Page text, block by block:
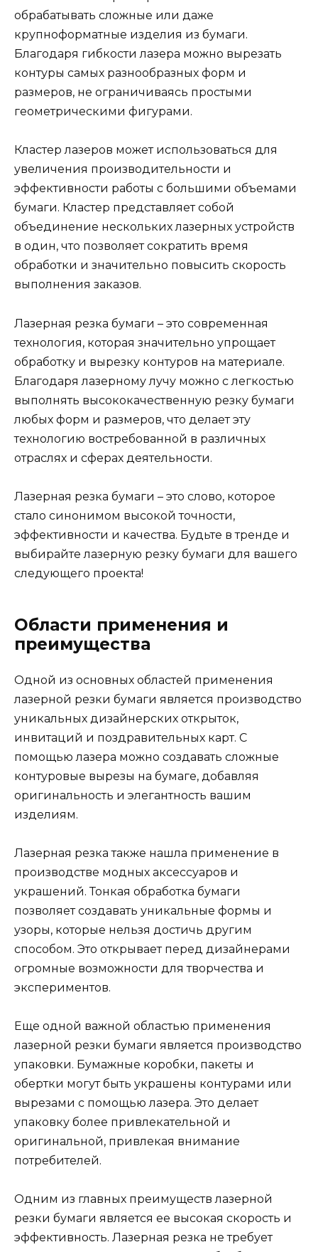
обрабатывать сложные или даже
крупноформатные изделия из бумаги.
Благодаря гибкости лазера можно вырезать
контуры самых разнообразных форм и
размеров, не ограничиваясь простыми
геометрическими фигурами.
Кластер лазеров может использоваться для
увеличения производительности и
эффективности работы с большими объемами
бумаги. Кластер представляет собой
объединение нескольких лазерных устройств
в один, что позволяет сократить время
обработки и значительно повысить скорость
выполнения заказов.
Лазерная резка бумаги – это современная
технология, которая значительно упрощает
обработку и вырезку контуров на материале.
Благодаря лазерному лучу можно с легкостью
выполнять высококачественную резку бумаги
любых форм и размеров, что делает эту
технологию востребованной в различных
отраслях и сферах деятельности.
Лазерная резка бумаги – это слово, которое
стало синонимом высокой точности,
эффективности и качества. Будьте в тренде и
выбирайте лазерную резку бумаги для вашего
следующего проекта!
Области применения и
преимущества
Одной из основных областей применения
лазерной резки бумаги является производство
уникальных дизайнерских открыток,
инвитаций и поздравительных карт. С
помощью лазера можно создавать сложные
контуровые вырезы на бумаге, добавляя
оригинальность и элегантность вашим
изделиям.
Лазерная резка также нашла применение в
производстве модных аксессуаров и
украшений. Тонкая обработка бумаги
позволяет создавать уникальные формы и
узоры, которые нельзя достичь другим
способом. Это открывает перед дизайнерами
огромные возможности для творчества и
экспериментов.
Еще одной важной областью применения
лазерной резки бумаги является производство
упаковки. Бумажные коробки, пакеты и
обертки могут быть украшены контурами или
вырезами с помощью лазера. Это делает
упаковку более привлекательной и
оригинальной, привлекая внимание
потребителей.
Одним из главных преимуществ лазерной
резки бумаги является ее высокая скорость и
эффективность. Лазерная резка не требует